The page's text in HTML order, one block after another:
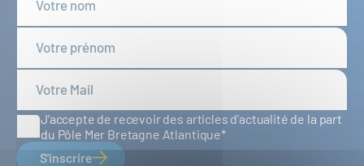
J'accepte de recevoir des articles d'actualité de la part
du Pôle Mer Bretagne Atlantique
S'inscrire